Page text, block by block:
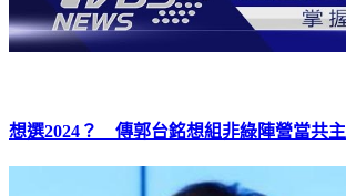
想選2024？ 傳郭台銘想組非綠陣營當共主